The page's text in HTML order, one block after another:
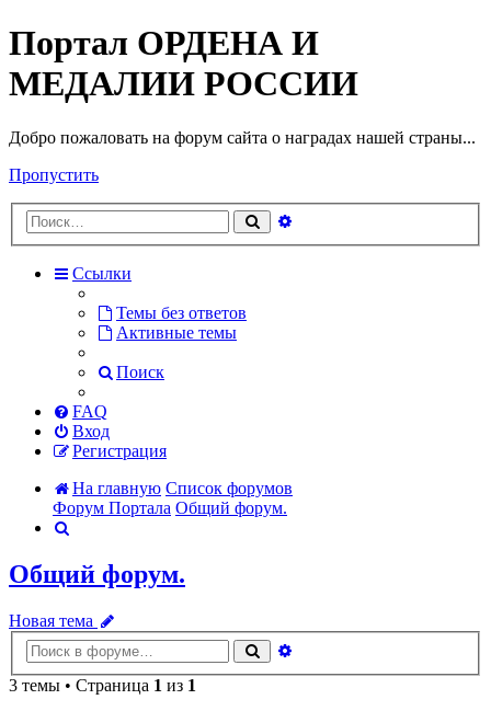
Портал ОРДЕНА И
МЕДАЛИИ РОССИИ
Добро пожаловать на форум сайта о наградах нашей страны...
Пропустить
Поиск
Ссылки
Темы без ответов
Активные темы
Поиск
FAQ
Вход
Регистрация
На главную Список форумов
Форум Портала Общий форум.
Общий форум.
Новая тема
Поиск
3 темы • Страница 1 из 1